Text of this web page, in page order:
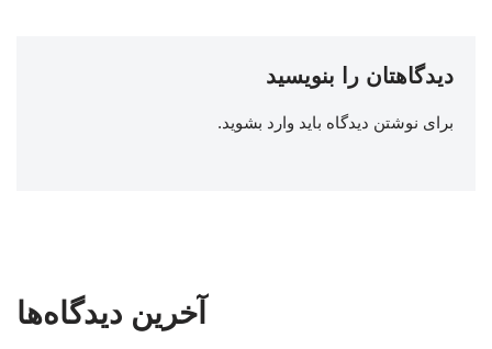
دیدگاهتان را بنویسید
برای نوشتن دیدگاه باید وارد بشوید.
آخرین دیدگاه‌ها